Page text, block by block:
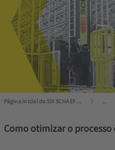
Página inicial da SSI SCHAEFER ...
Como otimizar o processo